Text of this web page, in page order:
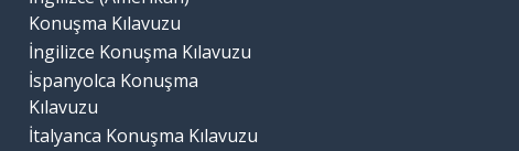
Konuşma Kılavuzu
İngilizce Konuşma Kılavuzu
İspanyolca Konuşma
Kılavuzu
İtalyanca Konuşma Kılavuzu